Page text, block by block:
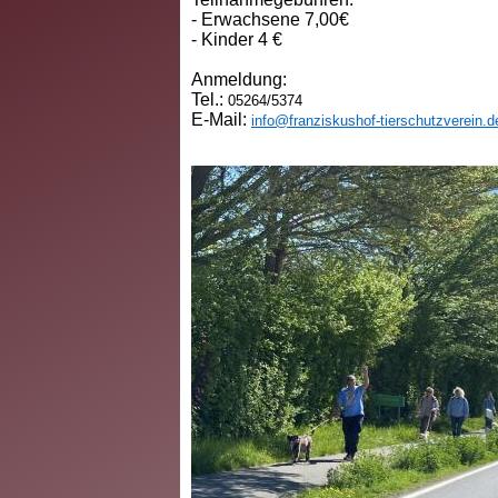
- Erwachsene 7,00€
- Kinder 4 €
Anmeldung:
Tel.: 05264/5374
E-Mail: info@franziskushof-